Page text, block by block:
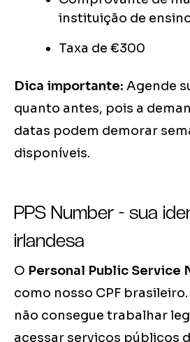
instituição de
Taxa de €300
Dica importante: Agende
quanto antes, pois a
datas podem demorar
disponíveis.
PPS Number - sua
irlandesa
O Personal Public Service
como nosso CPF
não consegue trabalhar
acessar serviços públicos